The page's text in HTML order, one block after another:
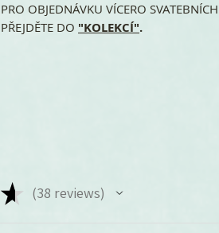
PRO OBJEDNÁVKU VÍCERO
PŘEJDĚTE DO "KOLEKCÍ".
★ 38 reviews
38